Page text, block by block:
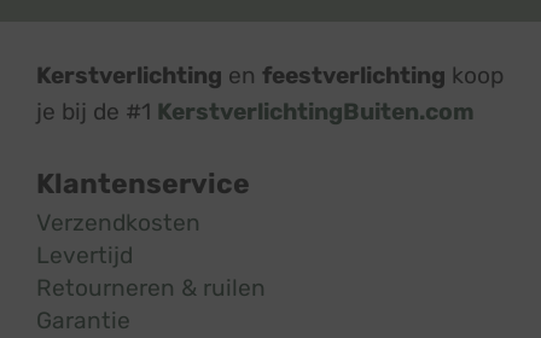
Kerstverlichting en feestverlichting koop
je bij de #1 KerstverlichtingBuiten.com
Klantenservice
Verzendkosten
Levertijd
Retourneren & ruilen
Garantie